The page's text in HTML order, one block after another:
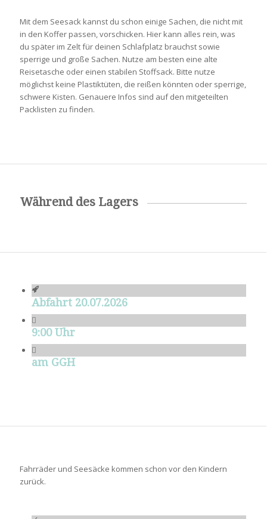
Mit dem Seesack kannst du schon einige Sachen, die nicht mit
in den Koffer passen, vorschicken. Hier kann alles rein, was
du später im Zelt für deinen Schlafplatz brauchst sowie
sperrige und große Sachen. Nutze am besten eine alte
Reisetasche oder einen stabilen Stoffsack. Bitte nutze
möglichst keine Plastiktüten, die reißen könnten oder sperrige,
schwere Kisten. Genauere Infos sind auf den mitgeteilten
Packlisten zu finden.
Während des Lagers
Abfahrt 20.07.2026
9:00 Uhr
am GGH
Fahrräder und Seesäcke kommen schon vor den Kindern
zurück.